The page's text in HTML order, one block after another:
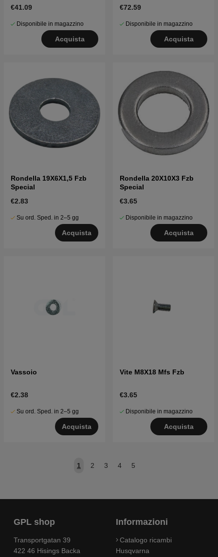
€41.09
Disponibile in magazzino
Acquista
€72.59
Disponibile in magazzino
Acquista
Rondella 19X6X1,5 Fzb
Special
€2.83
Su ord. Sped. in 2–5 gg
Acquista
Rondella 20X10X3 Fzb
Special
€3.65
Disponibile in magazzino
Acquista
Vassoio
€2.38
Su ord. Sped. in 2–5 gg
Acquista
Vite M8X18 Mfs Fzb
€3.65
Disponibile in magazzino
Acquista
1 2 3 4 5
GPL shop
Transportgatan 39
422 46 Hisings Backa
Informazioni
Catalogo ricambi
Husqvarna